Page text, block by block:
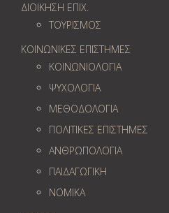
ΔΙΟΙΚΗΣΗ ΕΠΙΧ.
ΤΟΥΡΙΣΜΟΣ
ΚΟΙΝΩΝΙΚΕΣ ΕΠΙΣΤΗΜΕΣ
ΚΟΙΝΩΝΙΟΛΟΓΙΑ
ΨΥΧΟΛΟΓΙΑ
ΜΕΘΟΔΟΛΟΓΙΑ
ΠΟΛΙΤΙΚΕΣ ΕΠΙΣΤΗΜΕΣ
ΑΝΘΡΩΠΟΛΟΓΙΑ
ΠΑΙΔΑΓΩΓΙΚΗ
ΝΟΜΙΚΑ